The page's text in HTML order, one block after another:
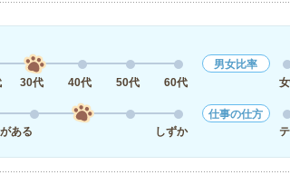
30代 40代 50代 60代
男女比率
ある
しずか
仕事の仕方